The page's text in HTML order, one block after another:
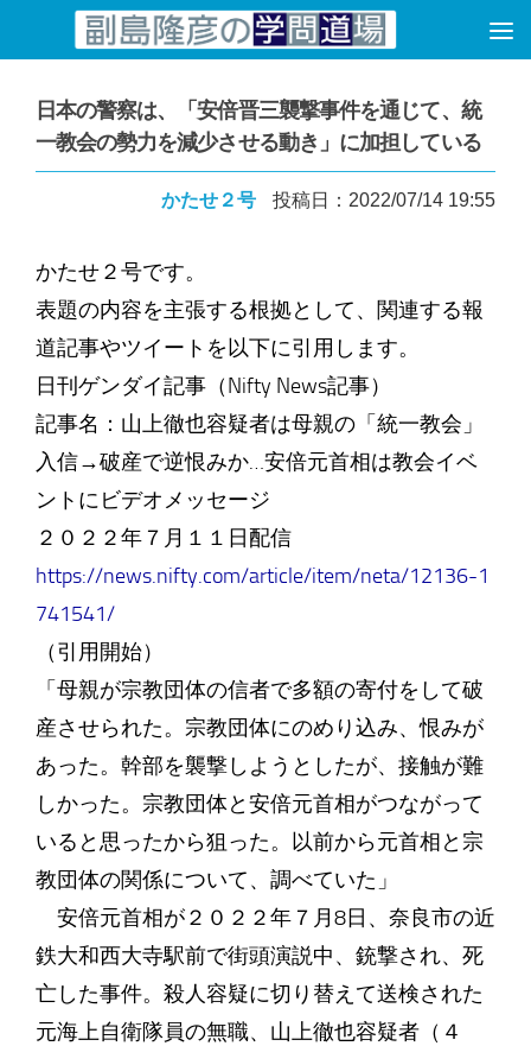
コンテンツへスキップ
日本の警察は、「安倍晋三襲撃事件を通じて、統
一教会の勢力を減少させる動き」に加担している
かたせ２号 投稿日：2022/07/14 19:55
かたせ２号です。
表題の内容を主張する根拠として、関連する報
道記事やツイートを以下に引用します。
日刊ゲンダイ記事（Nifty News記事）
記事名：山上徹也容疑者は母親の「統一教会」
入信→破産で逆恨みか…安倍元首相は教会イベ
ントにビデオメッセージ
２０２２年７月１１日配信
https://news.nifty.com/article/item/neta/12136-1
741541/
（引用開始）
「母親が宗教団体の信者で多額の寄付をして破
産させられた。宗教団体にのめり込み、恨みが
あった。幹部を襲撃しようとしたが、接触が難
しかった。宗教団体と安倍元首相がつながって
いると思ったから狙った。以前から元首相と宗
教団体の関係について、調べていた」
安倍元首相が２０２２年７月8日、奈良市の近
鉄大和西大寺駅前で街頭演説中、銃撃され、死
亡した事件。殺人容疑に切り替えて送検された
元海上自衛隊員の無職、山上徹也容疑者（４